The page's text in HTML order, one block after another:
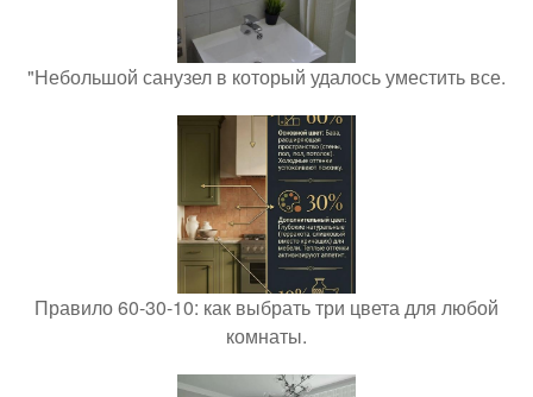
"Небольшой санузел в который удалось уместить все.
Правило 60-30-10: как выбрать три цвета для любой
комнаты.